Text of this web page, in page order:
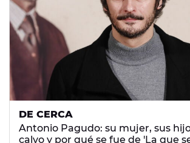
DE CERCA
Antonio Pagudo: su mujer, sus
calvo y por qué se fue de 'La que